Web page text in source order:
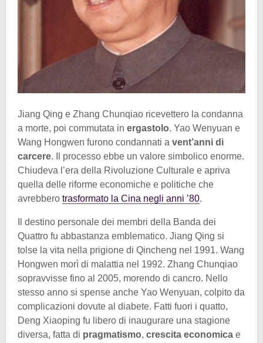
Jiang Qing e Zhang Chunqiao ricevettero la condanna
a morte, poi commutata in ergastolo. Yao Wenyuan e
Wang Hongwen furono condannati a vent’anni di
carcere. Il processo ebbe un valore simbolico enorme.
Chiudeva l’era della Rivoluzione Culturale e apriva
quella delle riforme economiche e politiche che
avrebbero trasformato la Cina negli anni ’80.
Il destino personale dei membri della Banda dei
Quattro fu abbastanza emblematico. Jiang Qing si
tolse la vita nella prigione di Qincheng nel 1991. Wang
Hongwen morì di malattia nel 1992. Zhang Chunqiao
sopravvisse fino al 2005, morendo di cancro. Nello
stesso anno si spense anche Yao Wenyuan, colpito da
complicazioni dovute al diabete. Fatti fuori i quatto,
Deng Xiaoping fu libero di inaugurare una stagione
diversa, fatta di pragmatismo, crescita economica e